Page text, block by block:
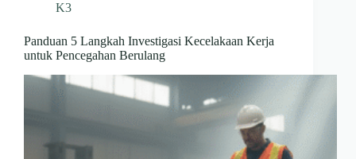
K3
Panduan 5 Langkah Investigasi Kecelakaan Kerja
untuk Pencegahan Berulang